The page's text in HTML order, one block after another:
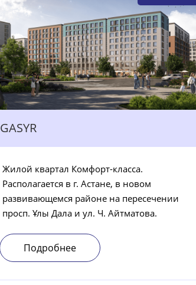
GASYR
Жилой квартал Комфорт-класса.
Располагается в г. Астане, в новом
развивающемся районе на пересечении
просп. Ұлы Дала и ул. Ч. Айтматова.
Подробнее